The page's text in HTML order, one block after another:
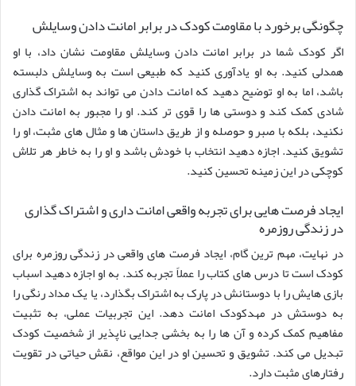
چگونگی برخورد با مقاومت کودک در برابر امانت دادن وسایلش
اگر کودک شما در برابر امانت دادن وسایلش مقاومت نشان داد، با او
همدلی کنید. به او یادآوری کنید که طبیعی است به وسایلش دلبسته
باشد، اما به او توضیح دهید که امانت دادن می تواند به اشتراک گذاری
شادی کمک کند و دوستی ها را قوی تر کند. او را مجبور به امانت دادن
نکنید، بلکه با صبر و حوصله و از طریق داستان ها و مثال های مثبت، او را
تشویق کنید. اجازه دهید انتخاب با خودش باشد و او را به خاطر هر تلاش
کوچکی در این زمینه تحسین کنید.
ایجاد فرصت هایی برای تجربه واقعی امانت داری و اشتراک گذاری
در زندگی روزمره
در نهایت، مهم ترین گام، ایجاد فرصت های واقعی در زندگی روزمره برای
کودک است تا درس های کتاب را عملاً تجربه کند. به او اجازه دهید اسباب
بازی هایش را با دوستانش در پارک به اشتراک بگذارد، یا یک مداد رنگی را
به دوستش در مهدکودک امانت دهد. این تجربیات عملی، به تثبیت
مفاهیم کمک کرده و آن ها را به بخشی جدایی ناپذیر از شخصیت کودک
تبدیل می کند. تشویق و تحسین او در این مواقع، نقش حیاتی در تقویت
رفتارهای مثبت دارد.